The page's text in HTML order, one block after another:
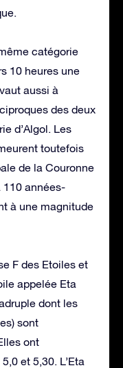
catégorie
10 heures une
aussi à
des deux
d’Algol. Les
toutefois
de la Couronne
110 années-
à une magnitude
F des Etoiles et
appelée Eta
dont les
sont
ont
et 5,30. L’Eta